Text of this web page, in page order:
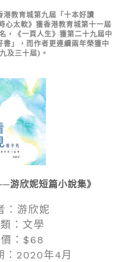
港教育城第九屆「十本好讀
心太軟》獲香港教育城第十一屆
，《一頁人生》獲第二十九屆中
書」，而作者更連續兩年榮獲中
及三十屆) 。
游欣妮短篇小說集》
：游欣妮
：文學
：$68
：2020年4月